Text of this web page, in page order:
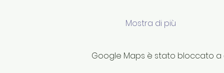
Mostra di più
Google Maps è stato bloccato a